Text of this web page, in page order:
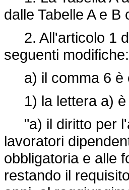
dalle Tabelle A e
2. All'articolo 1
seguenti modifiche:
a) il comma 6 è
1) la lettera a) è
"a) il diritto per
lavoratori
obbligatoria e alle
restando il